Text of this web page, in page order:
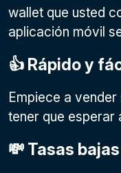
wallet que usted
aplicación móvil
👍 Rápido y
Empiece a
tener que esperar
💸 Tasas bajas